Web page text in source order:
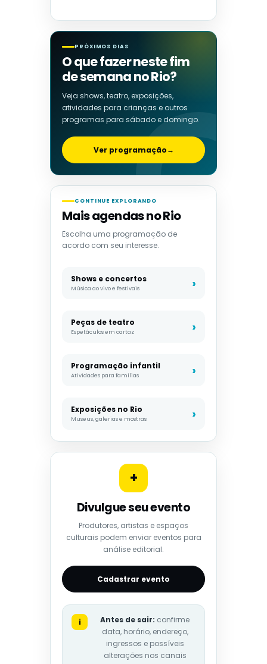
PRÓXIMOS DIAS
O que fazer neste fim
de semana no Rio?
Veja shows, teatro, exposições,
atividades para crianças e outros
programas para sábado e domingo.
Ver programação→
CONTINUE EXPLORANDO
Mais agendas no Rio
Escolha uma programação de
acordo com seu interesse.
Shows e concertos
Música ao vivo e festivais
Peças de teatro
Espetáculos em cartaz
Programação infantil
Atividades para famílias
Exposições no Rio
Museus, galerias e mostras
+
Divulgue seu evento
Produtores, artistas e espaços
culturais podem enviar eventos para
análise editorial.
Cadastrar evento
i Antes de sair: confirme
data, horário, endereço,
ingressos e possíveis
alterações nos canais